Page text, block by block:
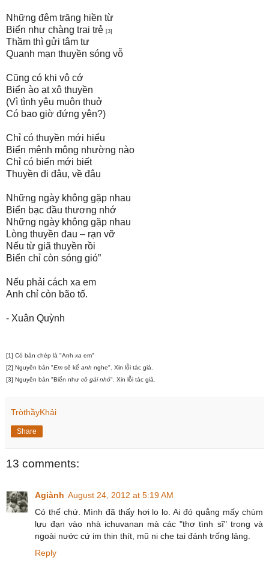
Những đêm trăng hiền từ
Biển như chàng trai trẻ [3]
Thầm thì gửi tâm tư
Quanh mạn thuyền sóng vỗ
Cũng có khi vô cớ
Biển ào ạt xô thuyền
(Vì tình yêu muôn thuở
Có bao giờ đứng yên?)
Chỉ có thuyền mới hiểu
Biển mênh mông nhường nào
Chỉ có biển mới biết
Thuyền đi đâu, về đâu
Những ngày không gặp nhau
Biển bạc đầu thương nhớ
Những ngày không gặp nhau
Lòng thuyền đau – rạn vỡ
Nếu từ giã thuyền rồi
Biển chỉ còn sóng gió”
Nếu phải cách xa em
Anh chỉ còn bão tố.
- Xuân Quỳnh
[1] Có bản chép là "Anh xa em"
[2] Nguyên bản "Em sẽ kể anh nghe". Xin lỗi tác giả.
[3] Nguyên bản "Biển như cô gái nhỏ". Xin lỗi tác giả.
TròthầyKhải
Share
13 comments:
Agiành August 24, 2012 at 5:19 AM
Có thế chứ. Mình đã thấy hơi lo lo. Ai đó quẳng mấy chùm
lựu đạn vào nhà ichuvanan mà các "thơ tình sĩ" trong và
ngoài nước cứ im thin thít, mũ ni che tai đánh trống lảng.
Reply